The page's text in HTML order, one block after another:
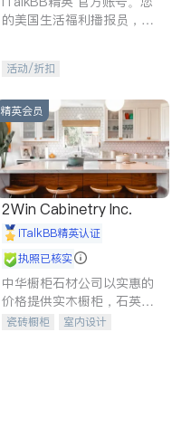
的美国生活福利播报员，精
专属福利。
活动/折扣
精英会员
2Win Cabinetry Inc.
iTalkBB精英认证
执照已核实
中华橱柜石材公司以实惠的
价格提供实木橱柜，石英石
台面，多种优质不锈钢水
瓷砖橱柜
室内设计